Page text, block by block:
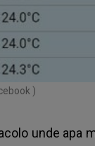
)
unde apa